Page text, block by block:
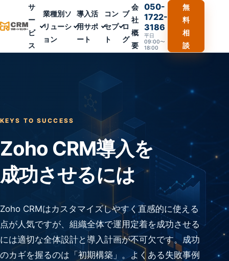
サ
ー
ビ
ス
業種別ソ
リューシ
ョン
導入活
用サポ
ート
コン
セプ
ト
ブ
ロ
グ
会
社
概
要
050-
1722-
3186
平日
09:00〜
18:00
無
料
相
談
KEYS TO SUCCESS
Zoho CRM導入を
成功させるには
Zoho CRMはカスタマイズしやすく直感的に使える
点が人気ですが、組織全体で運用定着を成功させる
には適切な全体設計と導入計画が不可欠です。成功
のカギを握るのは「初期構築」。よくある失敗事例